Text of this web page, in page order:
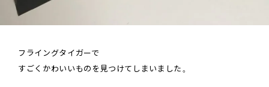
フライングタイガーで
すごくかわいいものを見つけてしまいました 。